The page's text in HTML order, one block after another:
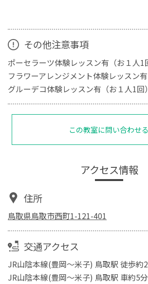
その他注意事項
ポーセラーツ体験レッスン有（お１人1
フラワーアレンジメント体験レッスン有
グルーデコ体験レッスン有（お１人1回）
この教室に問い合わせる
アクセス情報
住所
鳥取県鳥取市西町1-121-401
交通アクセス
JR山陰本線(豊岡～米子) 鳥取駅 徒歩約
JR山陰本線(豊岡～米子) 鳥取駅 車約5分